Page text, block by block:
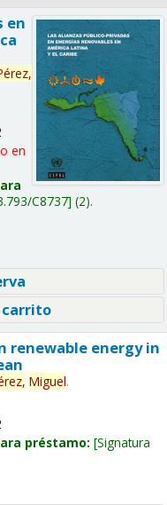
en
en
C8737 (2).
renewable energy in
Miguel.
préstamo: Signatura